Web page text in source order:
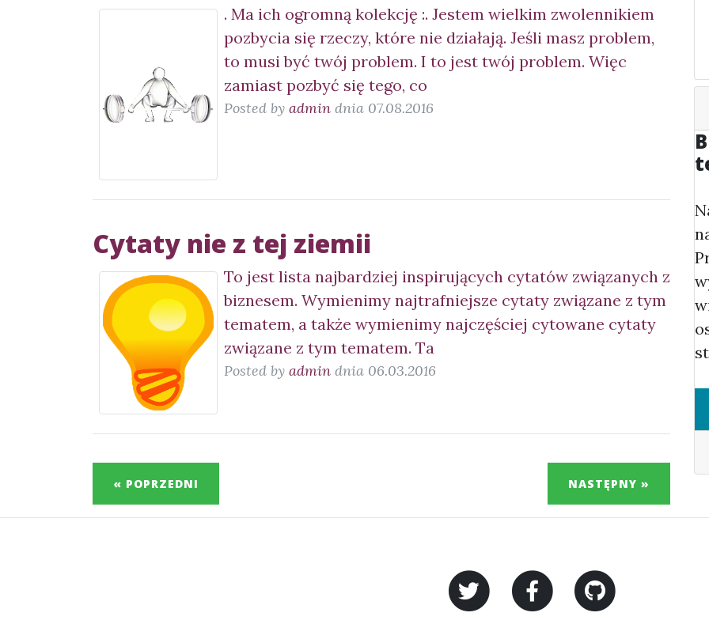
. Ma ich ogromną kolekcję :. Jestem wielkim zwolennikiem
pozbycia się rzeczy, które nie działają. Jeśli masz problem,
to musi być twój problem. I to jest twój problem. Więc
zamiast pozbyć się tego, co
Posted by admin dnia 07.08.2016
Cytaty nie z tej ziemii
To jest lista najbardziej inspirujących cytatów związanych z
biznesem. Wymienimy najtrafniejsze cytaty związane z tym
tematem, a także wymienimy najczęściej cytowane cytaty
związane z tym tematem. Ta
Posted by admin dnia 06.03.2016
« POPRZEDNI NASTĘPNY »